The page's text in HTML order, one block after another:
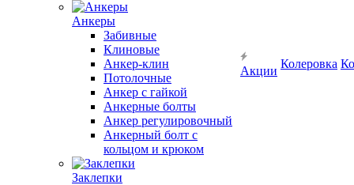
Анкеры
Забивные
Клиновые
Анкер-клин
Потолочные
Анкер с гайкой
Анкерные болты
Анкер регулировочный
Анкерный болт с
кольцом и крюком
Заклепки
Акции
Колеровка